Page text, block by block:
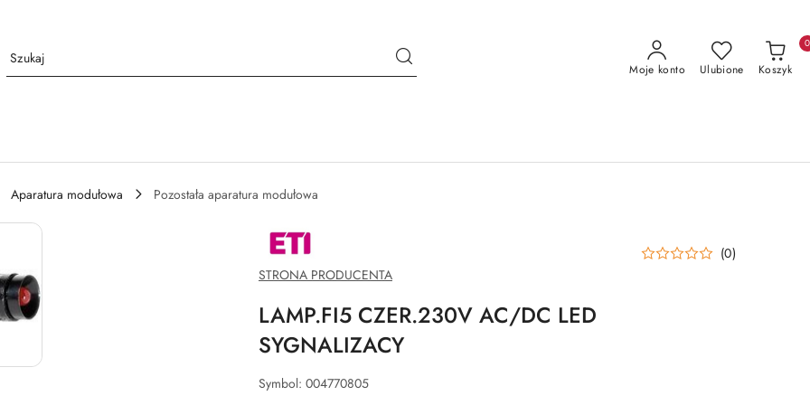
Moje konto Ulubione Koszyk
0
Aparatura modułowa Pozostała aparatura modułowa
NAZWA
PRODUCENTA:
ETI
POLAM
SP.Z
STRONA PRODUCENTA
(0)
LAMP.FI5 CZER.230V AC/DC LED
SYGNALIZACY
Symbol: 004770805